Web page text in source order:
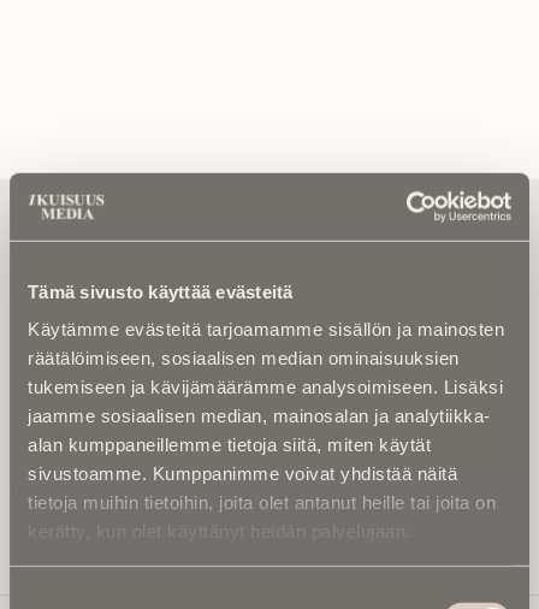
Tämä sivusto käyttää evästeitä
Käytämme evästeitä tarjoamamme sisällön ja mainosten
räätälöimiseen, sosiaalisen median ominaisuuksien
tukemiseen ja kävijämäärämme analysoimiseen. Lisäksi
jaamme sosiaalisen median, mainosalan ja analytiikka-
alan kumppaneillemme tietoja siitä, miten käytät
sivustoamme. Kumppanimme voivat yhdistää näitä
tietoja muihin tietoihin, joita olet antanut heille tai joita on
kerätty, kun olet käyttänyt heidän palvelujaan.
Tilaa uutiskirje - Pääset heti parhaiden
artikkelien pariin!
Kirjoita alle sähköpostiosoitteesi niin saat kaksi kertaa
etteivät kiinnostavat artikkelit jää huomaamatta.
Uutiskirje on maksuton eikä se velvoita mihinkään.
Kirjoita tähän sähköpostiosoite, johon haluat uutiskirjeen
tulevan:
Tilaa Uutiskirje